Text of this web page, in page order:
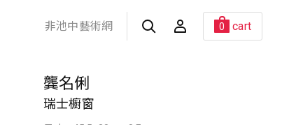
非池中藝術網 0 cart
龔名俐
瑞士櫥窗